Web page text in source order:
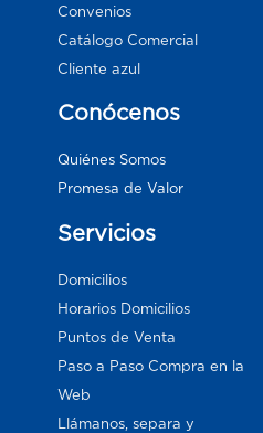
Convenios
Catálogo Comercial
Cliente azul
Conócenos
Quiénes Somos
Promesa de Valor
Servicios
Domicilios
Horarios Domicilios
Puntos de Venta
Paso a Paso Compra en la
Web
Llámanos, separa y